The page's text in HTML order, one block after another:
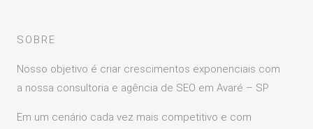
SOBRE
Nosso objetivo é criar crescimentos exponenciais com
a nossa consultoria e agência de SEO em Avaré – SP
Em um cenário cada vez mais competitivo e com